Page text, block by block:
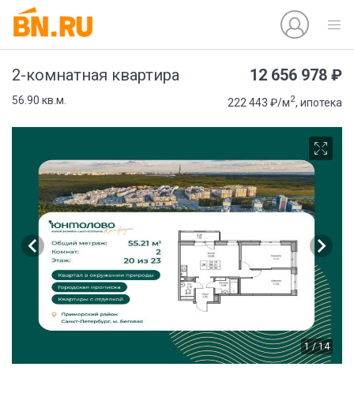
2-комнатная квартира 12 656 978 ₽
56.90 кв.м. 222 443 ₽/м2, ипотека
1 / 14